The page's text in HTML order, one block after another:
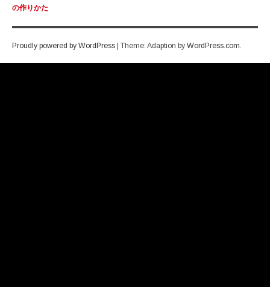
ナ
ビ
ゲ
ー
の作りかた
Proudly powered by WordPress Theme: Adaption by WordPress.com.